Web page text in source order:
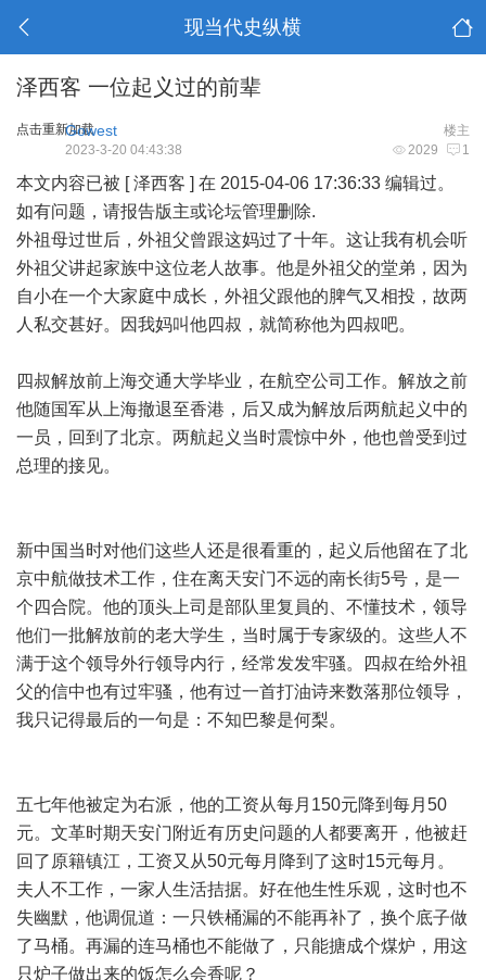
现当代史纵横
泽西客 一位起义过的前辈
点击重新加载 楼主
Gowest
2029 1
2023-3-20 04:43:38
本文内容已被 [ 泽西客 ] 在 2015-04-06 17:36:33 编辑过。
如有问题，请报告版主或论坛管理删除.
外祖母过世后，外祖父曾跟这妈过了十年。这让我有机会听
外祖父讲起家族中这位老人故事。他是外祖父的堂弟，因为
自小在一个大家庭中成长，外祖父跟他的脾气又相投，故两
人私交甚好。因我妈叫他四叔，就简称他为四叔吧。
四叔解放前上海交通大学毕业，在航空公司工作。解放之前
他随国军从上海撤退至香港，后又成为解放后两航起义中的
一员，回到了北京。两航起义当时震惊中外，他也曾受到过
总理的接见。
新中国当时对他们这些人还是很看重的，起义后他留在了北
京中航做技术工作，住在离天安门不远的南长街5号，是一
个四合院。他的顶头上司是部队里复員的、不懂技术，领导
他们一批解放前的老大学生，当时属于专家级的。这些人不
满于这个领导外行领导内行，经常发发牢骚。四叔在给外祖
父的信中也有过牢骚，他有过一首打油诗来数落那位领导，
我只记得最后的一句是：不知巴黎是何梨。
五七年他被定为右派，他的工资从每月150元降到每月50
元。文革时期天安门附近有历史问题的人都要离开，他被赶
回了原籍镇江，工资又从50元每月降到了这时15元每月。
夫人不工作，一家人生活拮据。好在他生性乐观，这时也不
失幽默，他调侃道：一只铁桶漏的不能再补了，换个底子做
了马桶。再漏的连马桶也不能做了，只能搪成个煤炉，用这
只炉子做出来的饭怎么会香呢？